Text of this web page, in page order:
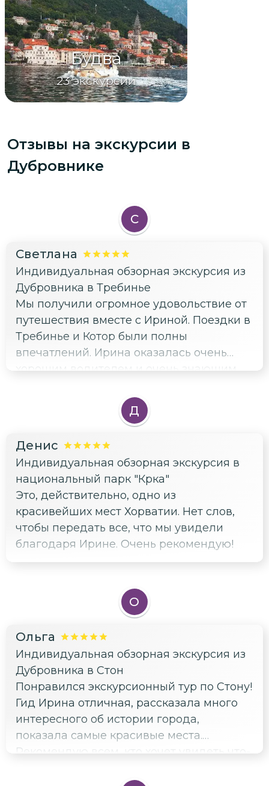
Будва
23 экскурсии
Отзывы на экскурсии в
Дубровнике
С
Светлана
Индивидуальная обзорная экскурсия из
Дубровника в Требинье
Мы получили огромное удовольствие от
путешествия вместе с Ириной. Поездки в
Требинье и Котор были полны
впечатлений. Ирина оказалась очень
обаятельный человек. Внимательна ко
всем просьбам, замечательный
приятно и интересно. Нас было 2 пары и
транспорт был удобный. Ирина также
взяла нас в хорошие и не дорогие
рестораны в Требинье и в Которе, в
кoтoрых мы познакомились с очень
вкустной местной кухней. Ирина!
Большое спасибо за все! Будем Вас
Д
Денис
Индивидуальная обзорная экскурсия в
национальный парк "Крка"
Это, действительно, одно из
красивейших мест Хорватии. Нет слов,
чтобы передать все, что мы увидели
благодаря Ирине. Очень рекомендую!
О
Ольга
Индивидуальная обзорная экскурсия из
Дубровника в Стон
Понравился экскурсионный тур по Стону!
Гид Ирина отличная, рассказала много
интересного об истории города,
показала самые красивые места.
Рекомендую всем, кто хочет увидеть что-